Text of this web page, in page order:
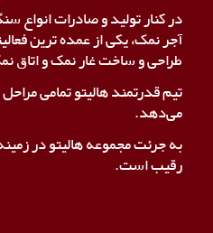
در کنار تولید و صادرات
آجر نمک، یکی از عمده ترین
طراحی و ساخت غار نمک و اتاق
تیم قدرتمند هالیتو تمامی
می‌دهد.
به جرئت مجموعه هالیتو در
رقیب است.